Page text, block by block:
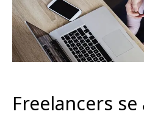
Freelancers